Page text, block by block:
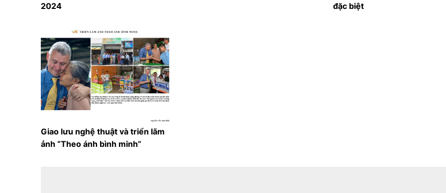
2024
đặc biệt
Giao lưu nghệ thuật và triển lãm
ảnh “Theo ánh bình minh”